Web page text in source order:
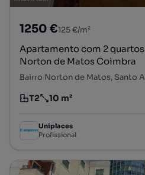
1250 €125 €/m²
Apartamento com 2
Norton de Matos Coimbra
Tipologia
T2
Preço por metro quadrado
10 m²
Uniplaces
Profissional